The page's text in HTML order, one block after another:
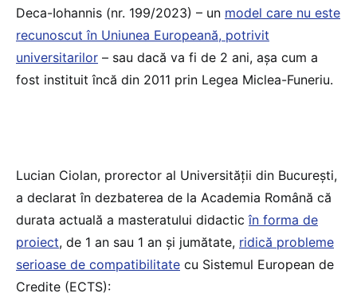
Deca-Iohannis (nr. 199/2023) – un model care nu este
recunoscut în Uniunea Europeană, potrivit
universitarilor – sau dacă va fi de 2 ani, așa cum a
fost instituit încă din 2011 prin Legea Miclea-Funeriu.
Lucian Ciolan, prorector al Universității din București,
a declarat în dezbaterea de la Academia Română că
durata actuală a masteratului didacticîn forma de
proiect, de 1 an sau 1 an și jumătate, ridică probleme
serioase de compatibilitate cu Sistemul European de
Credite (ECTS):